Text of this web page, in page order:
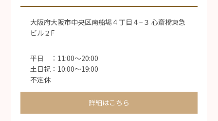
大阪府大阪市中央区南船場４丁目４−３ 心斎橋東急
ビル２F
平日 ：11:00〜20:00
土日祝：10:00〜19:00
不定休
詳細はこちら